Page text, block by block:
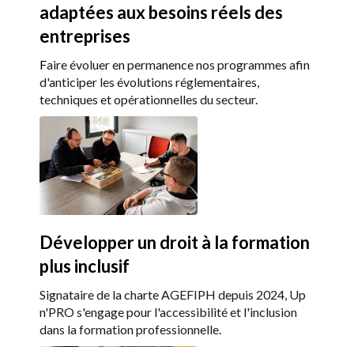
adaptées aux besoins réels des
entreprises
Faire évoluer en permanence nos programmes afin
d'anticiper les évolutions réglementaires,
techniques et opérationnelles du secteur.
Développer un droit à la formation
plus inclusif
Signataire de la charte AGEFIPH depuis 2024, Up
n'PRO s'engage pour l'accessibilité et l'inclusion
dans la formation professionnelle.